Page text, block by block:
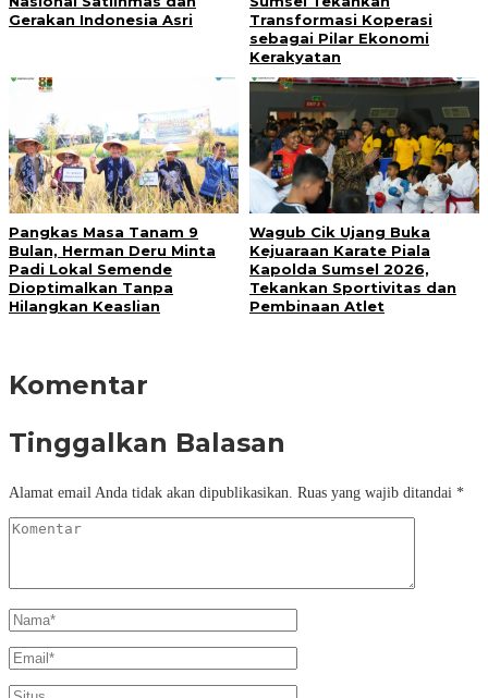
Gerakan Indonesia Asri
Transformasi Koperasi
sebagai Pilar Ekonomi
Kerakyatan
Pangkas Masa Tanam 9
Bulan, Herman Deru Minta
Padi Lokal Semende
Dioptimalkan Tanpa
Hilangkan Keaslian
Wagub Cik Ujang Buka
Kejuaraan Karate Piala
Kapolda Sumsel 2026,
Tekankan Sportivitas dan
Pembinaan Atlet
Komentar
Tinggalkan Balasan
Alamat email Anda tidak akan dipublikasikan. Ruas yang wajib ditandai *